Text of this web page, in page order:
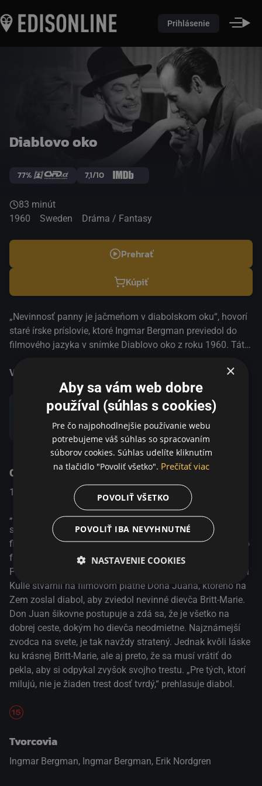
Prihlásenie
Diablovo oko
77% 7,1/10
83 minút
1960
Sweden Dráma / Fantasy
Prehrať
Kúpiť
„Nevinnosť panny je jačmeňom v diabolskom oku“, hovorí
staré írske príslovie, ktoré Ingmar Bergman previedol do
filmového jazyka v snímke Diablovo oko z roku 1960. Táto
Prameň panny, ktorú režisér nakrútil v tom istom roku. Jarl
Kulle stvárnil na filmovom plátne Dona Juana, ktorého na
Zem zoslal diabol, aby zviedol nevinné dievča Britt-Marie.
Don Juan šikovne postupuje a zdá sa, že je všetko na
dobrej ceste, dokým ho dievča neodmietne. Najznámejší
zvodca na svete, je tak navždy stratený. Jednak kvôli láske
ku krásnej Britt-Marie, ale aj preto, že sa musí vrátiť do
pekla, aby si odpykal zvyšok svojho trestu. „Pre tých, ktorí
milujú, nie je žiaden trest dosť tvrdý,“ prehlasuje diabol.
Viac informácií
O programe
1960 Dráma / Fantasy
„Nevinnosť panny je jačmeňom v diabolskom oku“, hovorí
staré írske príslovie, ktoré Ingmar Bergman previedol do
filmového jazyka v snímke Diablovo oko z roku 1960. Táto
fantasy komédia je protikladom stredovekej balady
Prameň panny, ktorú režisér nakrútil v tom istom roku. Jarl
Kulle stvárnil na filmovom plátne Dona Juana, ktorého na
Zem zoslal diabol, aby zviedol nevinné dievča Britt-Marie.
Don Juan šikovne postupuje a zdá sa, že je všetko na
dobrej ceste, dokým ho dievča neodmietne. Najznámejší
zvodca na svete, je tak navždy stratený. Jednak kvôli láske
ku krásnej Britt-Marie, ale aj preto, že sa musí vrátiť do
pekla, aby si odpykal zvyšok svojho trestu. „Pre tých, ktorí
milujú, nie je žiaden trest dosť tvrdý,“ prehlasuje diabol.
Tvorcovia
Ingmar Bergman, Ingmar Bergman, Erik Nordgren
×
Aby sa vám web dobre
používal (súhlas s cookies)
Pre čo najpohodlnejšie používanie webu
potrebujeme váš súhlas so spracovaním
súborov cookies. Súhlas udelíte kliknutím
na tlačidlo "Povoliť všetko". Prečítať viac
POVOLIŤ VŠETKO
POVOLIŤ IBA NEVYHNUTNÉ
NASTAVENIE COOKIES